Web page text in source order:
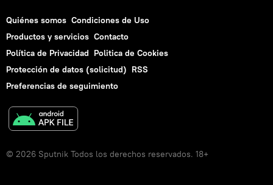
Quiénes somos Condiciones de Uso
Productos y servicios Contacto
Política de Privacidad Politica de Cookies
Protección de datos (solicitud) RSS
Preferencias de seguimiento
© 2026 Sputnik Todos los derechos reservados. 18+